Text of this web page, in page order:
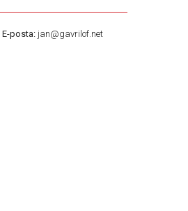
E-posta:jan@gavrilof.net